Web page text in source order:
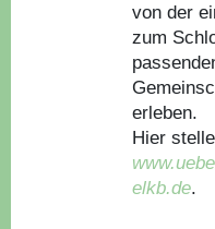
von der
zum
erleben.
Hier
elkb.de.